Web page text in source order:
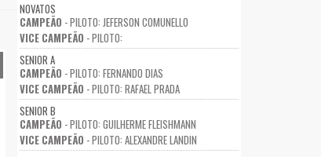
NOVATOS
CAMPEÃO - PILOTO: JEFERSON COMUNELLO
VICE CAMPEÃO - PILOTO:
SENIOR A
CAMPEÃO - PILOTO: FERNANDO DIAS
VICE CAMPEÃO - PILOTO: RAFAEL PRADA
SENIOR B
CAMPEÃO - PILOTO: GUILHERME FLEISHMANN
VICE CAMPEÃO - PILOTO: ALEXANDRE LANDIN